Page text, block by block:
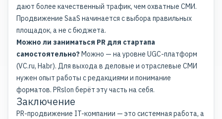
дают более качественный трафик, чем охватные СМИ.
Продвижение SaaS начинается с выбора правильных
площадок, а не с бюджета.
Можно ли заниматься PR для стартапа
самостоятельно?Можно — на уровне UGC-платформ
(VC.ru, Habr). Для выхода в деловые и отраслевые СМИ
нужен опыт работы с редакциями и понимание
форматов. PRslon берёт эту часть на себя.
Заключение
PR-продвижение IT-компании — это системная работа, а